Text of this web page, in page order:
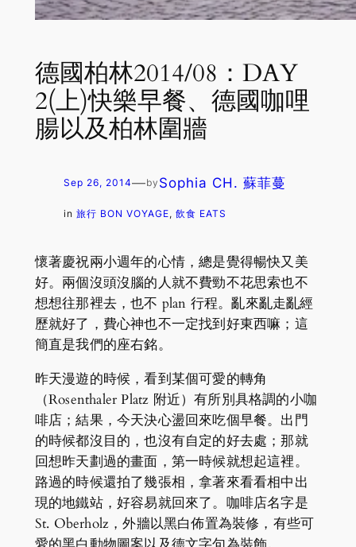
德國柏林2014/08：DAY
2(上)快樂早餐、德國咖哩
腸以及柏林圍牆
Sep 26, 2014—by Sophia CH. 蘇菲蔓
in 旅行 BON VOYAGE, 飲食 EATS
懷著慶祝兩小週年的心情，總是覺得暢快又美
好。兩個沒頭沒腦的人就不費勁不花思索也不
想想往那裡去，也不 plan 行程。亂來亂走亂經
歷就好了，費心神也不一定找到好東西嘛；這
簡直是我們的座右銘。
昨天漫遊的時候，看到某個可愛的轉角
（Rosenthaler Platz 附近）有所別具格調的小咖
啡店；結果，今天決心盪回來吃個早餐。出門
的時候都沒目的，也沒有自定的好去處；那就
回想昨天劃過的畫面，第一時候就想起這裡。
路過的時候還拍了幾張相，拿著來看看相中出
現的地鐵站，好容易就回來了。咖啡店名字是
St. Oberholz，外牆以黑白佈置為裝修，有些可